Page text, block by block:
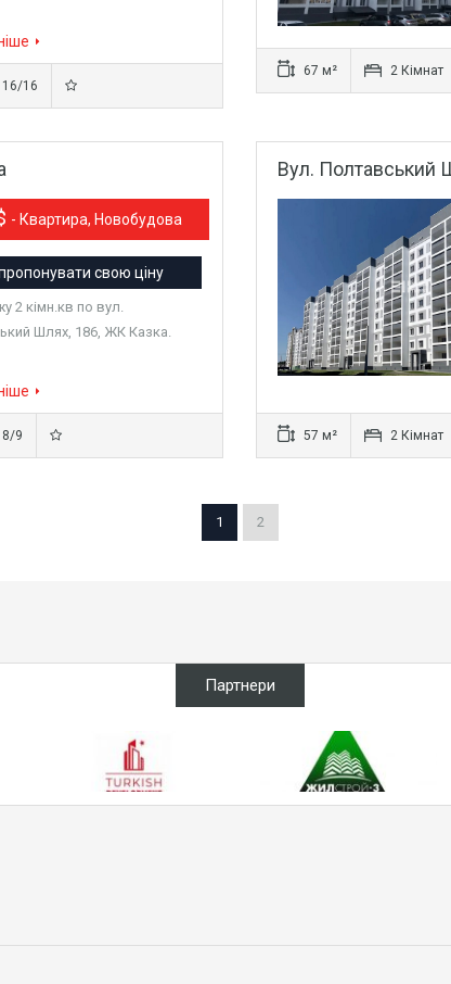
16/16
67 м² 2 Кімнат
- Квартира, Новобудова
свою ціну
2 кімн.кв по вул.
Шлях, 186, ЖК Казка.
8/9
Вул. Полтавський
57 м² 2 Кімнат
1 2
Партнери